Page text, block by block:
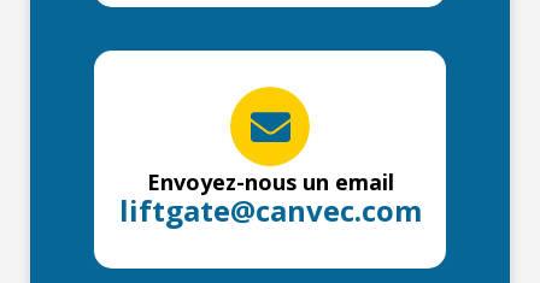
Envoyez-nous un email
liftgate@canvec.com